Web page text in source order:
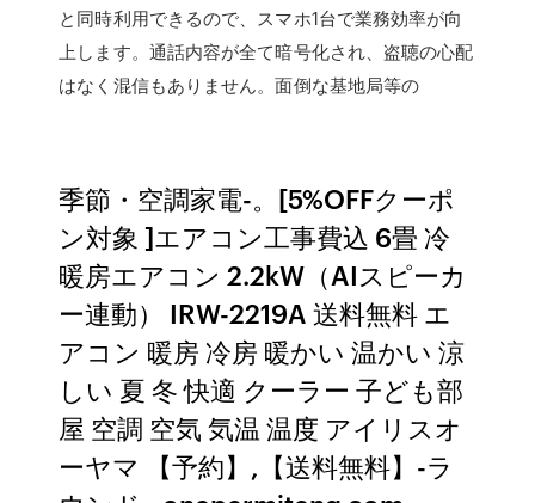
と同時利用できるので、スマホ1台で業務効率が向
上します。通話内容が全て暗号化され、盗聴の心配
はなく混信もありません。面倒な基地局等の
季節・空調家電-。[5%OFFクーポ
ン対象 ]エアコン工事費込 6畳 冷
暖房エアコン 2.2kW（AIスピーカ
ー連動） IRW-2219A 送料無料 エ
アコン 暖房 冷房 暖かい 温かい 涼
しい 夏 冬 快適 クーラー 子ども部
屋 空調 空気 気温 温度 アイリスオ
ーヤマ 【予約】,【送料無料】-ラ